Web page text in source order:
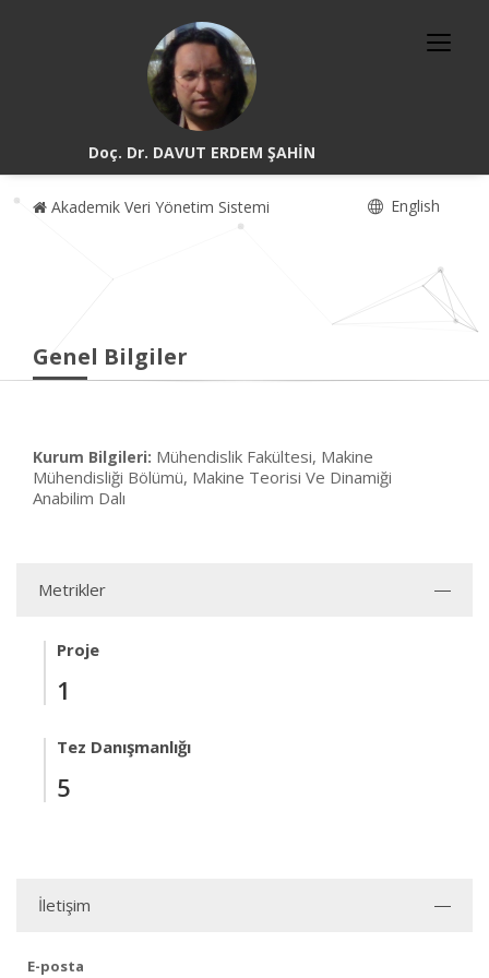
Doç. Dr. DAVUT ERDEM ŞAHİN
Akademik Veri Yönetim Sistemi English
Genel Bilgiler
Kurum Bilgileri: Mühendislik Fakültesi, Makine
Mühendisliği Bölümü, Makine Teorisi Ve Dinamiği
Anabilim Dalı
Metrikler
Proje
1
Tez Danışmanlığı
5
İletişim
E-posta